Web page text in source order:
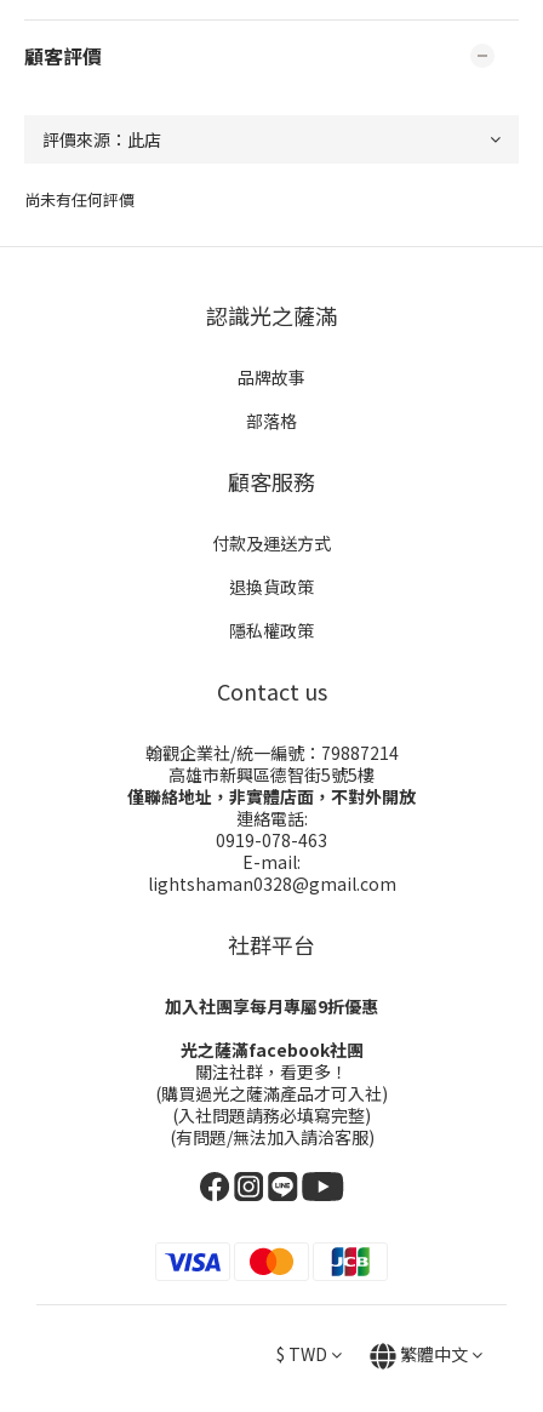
顧客評價
尚未有任何評價
認識光之薩滿
品牌故事
部落格
顧客服務
付款及運送方式
退換貨政策
隱私權政策
Contact us
翰觀企業社/統一編號：79887214
高雄市新興區德智街5號5樓
僅聯絡地址，非實體店面，不對外開放
連絡電話:
0919-078-463
E-mail:
lightshaman0328@gmail.com
社群平台
加入社團享每月專屬9折優惠
光之薩滿facebook社團
關注社群，看更多！
(購買過光之薩滿產品才可入社)
(入社問題請務必填寫完整)
(有問題/無法加入請洽客服)
$ TWD 繁體中文